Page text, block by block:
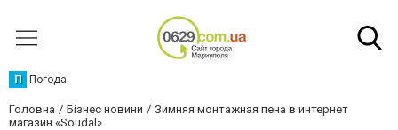
П Погода
Головна Бізнес новини
Зимняя монтажная пена в интернет
магазин «Soudal»